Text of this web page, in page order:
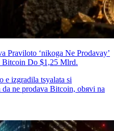
Praviloto ‘nikoga Ne Prodavay’
Bitcoin Do $1,25 Mlrd.
е izgradila tsyalata si
ne prodava Bitcoin, obяvi na